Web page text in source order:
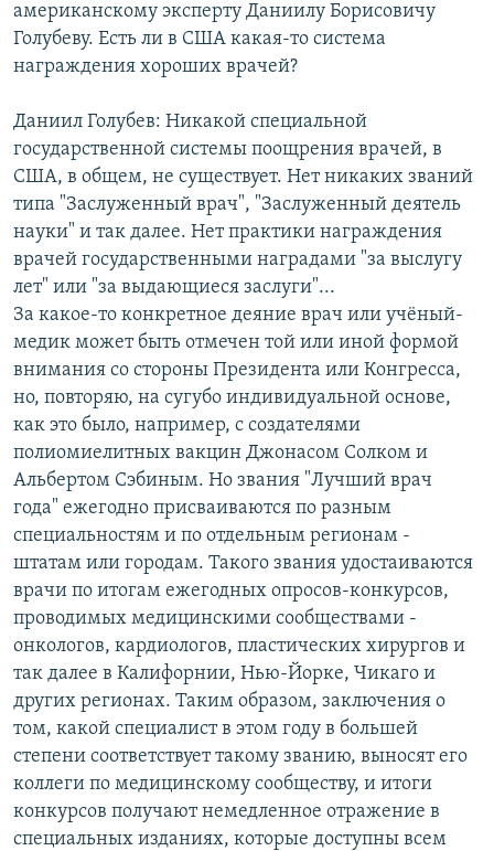
американскому эксперту Даниилу Борисовичу
Голубеву. Есть ли в США какая-то система
награждения хороших врачей?
Даниил Голубев: Никакой специальной
государственной системы поощрения врачей, в
США, в общем, не существует. Нет никаких званий
типа "Заслуженный врач", "Заслуженный деятель
науки" и так далее. Нет практики награждения
врачей государственными наградами "за выслугу
лет" или "за выдающиеся заслуги"...
За какое-то конкретное деяние врач или учёный-
медик может быть отмечен той или иной формой
внимания со стороны Президента или Конгресса,
но, повторяю, на сугубо индивидуальной основе,
как это было, например, с создателями
полиомиелитных вакцин Джонасом Солком и
Альбертом Сэбиным. Но звания "Лучший врач
года" ежегодно присваиваются по разным
специальностям и по отдельным регионам -
штатам или городам. Такого звания удостаиваются
врачи по итогам ежегодных опросов-конкурсов,
проводимых медицинскими сообществами -
онкологов, кардиологов, пластических хирургов и
так далее в Калифорнии, Нью-Йорке, Чикаго и
других регионах. Таким образом, заключения о
том, какой специалист в этом году в большей
степени соответствует такому званию, выносят его
коллеги по медицинскому сообществу, и итоги
конкурсов получают немедленное отражение в
специальных изданиях, которые доступны всем